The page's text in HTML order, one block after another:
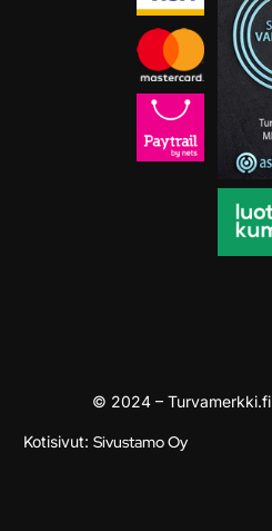
© 2024 – Turvamerkki.fi |
Kotisivut: Sivustamo Oy